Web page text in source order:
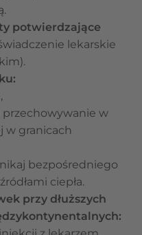
potwierdzające
lekarskie
przechowywanie w
w granicach
bezpośredniego
ciepła.
przy dłuższych